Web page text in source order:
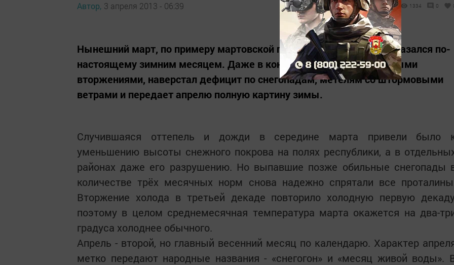
Автор, 3 апреля 2013 - 06:39 1334 0
Нынешний март, по примеру мартовской погоды последних лет, оказался по-
настоящему зимним месяцем. Даже в конце он отличился холодными
вторжениями, наверстал дефицит по снегопадам, метелям со штормовыми
ветрами и передает апрелю полную картину зимы.
Случившаяся оттепель и дожди в середине марта привели было
уменьшению высоты снежного покрова на полях республики, а в
районах даже его разрушению. Но выпавшие позже обильные снегопады
количестве трёх месячных норм снова надежно спрятали все
Вторжение холода в третьей декаде повторило холодную первую
поэтому в целом среднемесячная температура марта окажется на два-
градуса холоднее обычного.
Апрель - второй, но главный весенний месяц по календарю. Характер
метко передают народные названия - «снегогон» и «месяц живой воды».